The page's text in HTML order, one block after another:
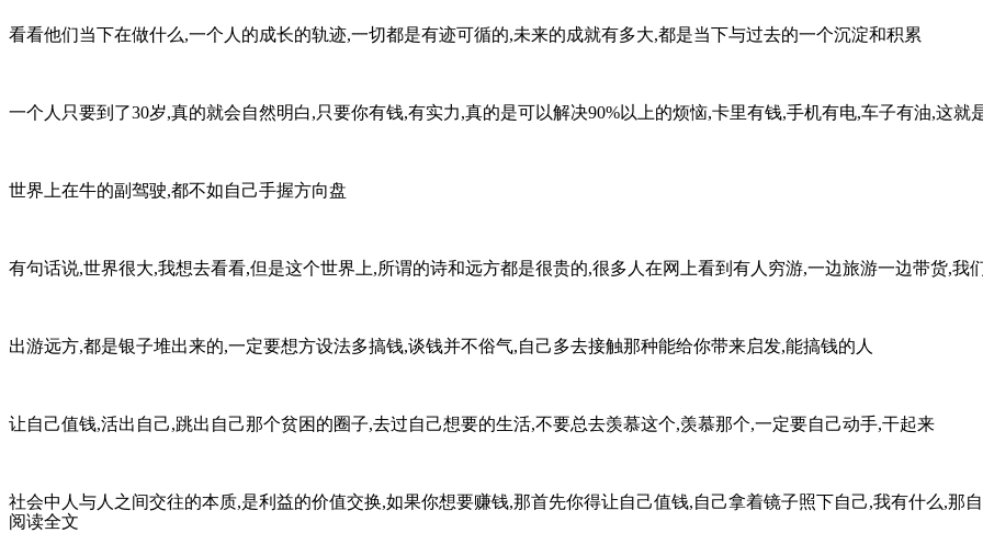
看看他们当下在做什么,一个人的成长的轨迹,一切都是有迹可循的,未来的成就有多大,都是当下与过去的一个沉淀和积累
一个人只要到了30岁,真的就会自然明白,只要你有钱,有实力,真的是可以解决90%以上的烦恼,卡里有钱,手机有电,车子有油,这就
世界上在牛的副驾驶,都不如自己手握方向盘
有句话说,世界很大,我想去看看,但是这个世界上,所谓的诗和远方都是很贵的,很多人在网上看到有人穷游,一边旅游一边带货,我
出游远方,都是银子堆出来的,一定要想方设法多搞钱,谈钱并不俗气,自己多去接触那种能给你带来启发,能搞钱的人
让自己值钱,活出自己,跳出自己那个贫困的圈子,去过自己想要的生活,不要总去羡慕这个,羡慕那个,一定要自己动手,干起来
社会中人与人之间交往的本质,是利益的价值交换,如果你想要赚钱,那首先你得让自己值钱,自己拿着镜子照下自己,我有什么,那
阅读全文